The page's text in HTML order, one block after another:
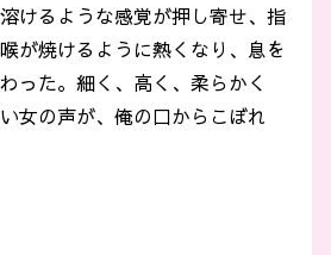
けるような感覚が押し寄せ、指
が焼けるように熱くなり、息を
った。細く、高く、柔らかく
の声が、俺の口からこぼれ